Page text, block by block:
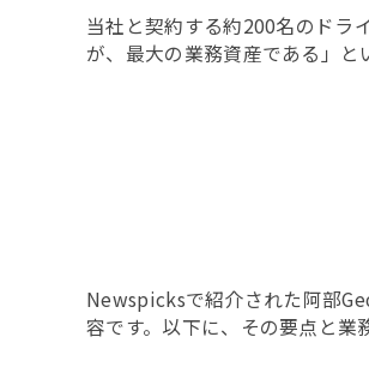
当社と契約する約200名のドラ
が、最大の業務資産である」と
Newspicksで紹介された阿部
容です。以下に、その要点と業